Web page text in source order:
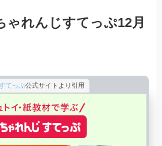
ゃれんじすてっぷ12月
てっぷ公式サイトより引用